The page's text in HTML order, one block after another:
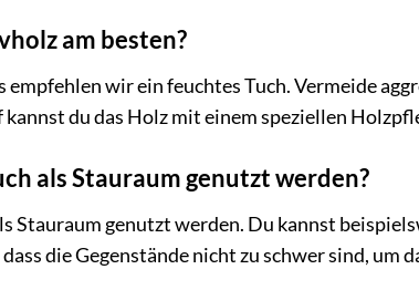
am besten?
empfehlen wir ein feuchtes Tuch. Vermeide
kannst du das Holz mit einem speziellen
als Stauraum genutzt werden?
Stauraum genutzt werden. Du kannst
die Gegenstände nicht zu schwer sind, um